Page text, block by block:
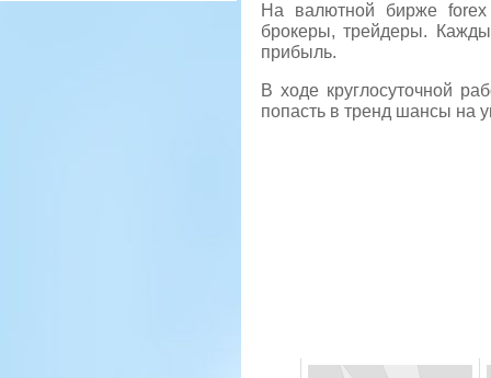
На валютной бирже forex
брокеры, трейдеры.
прибыль.
В ходе круглосуточной
попасть в тренд шансы на